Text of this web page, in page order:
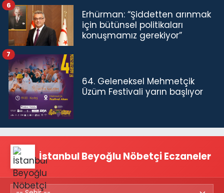
Erhürman: “Şiddetten arınmak
için bütünsel politikaları
konuşmamız gerekiyor”
6
64. Geleneksel Mehmetçik
Üzüm Festivali yarın başlıyor
7
İstanbul Beyoğlu Nöbetçi Eczaneler